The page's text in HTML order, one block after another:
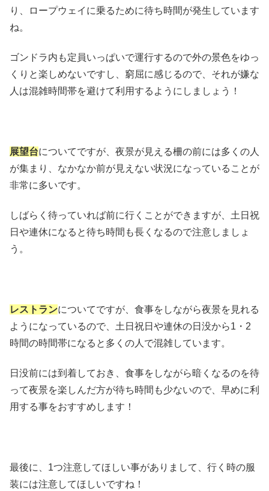
り、ロープウェイに乗るために待ち時間が発生しています
ね。
ゴンドラ内も定員いっぱいで運行するので外の景色をゆっ
くりと楽しめないですし、窮屈に感じるので、それが嫌な
人は混雑時間帯を避けて利用するようにしましょう！
展望台についてですが、夜景が見える柵の前には多くの人
が集まり、なかなか前が見えない状況になっていることが
非常に多いです。
しばらく待っていれば前に行くことができますが、土日祝
日や連休になると待ち時間も長くなるので注意しましょ
う。
レストランについてですが、食事をしながら夜景を見れる
ようになっているので、土日祝日や連休の日没から1・2
時間の時間帯になると多くの人で混雑しています。
日没前には到着しておき、食事をしながら暗くなるのを待
って夜景を楽しんだ方が待ち時間も少ないので、早めに利
用する事をおすすめします！
最後に、1つ注意してほしい事がありまして、行く時の服
装には注意してほしいですね！